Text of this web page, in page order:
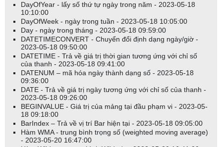
DayOfYear - lấy số thứ tự ngày trong năm - 2023-05-18
10:10:00
DayOfWeek - ngày trong tuần - 2023-05-18 10:05:00
Day - ngày trong tháng - 2023-05-18 09:59:00
DATETIMECONVERT - Chuyển đổi định dạng ngày/giờ -
2023-05-18 09:50:00
DATETIME - Trả về giá trị thời gian tương ứng với chỉ số
của thanh - 2023-05-18 09:41:00
DATENUM – mã hóa ngày thành dạng số - 2023-05-18
09:36:00
DATE - Trả về giá trị ngày tương ứng với chỉ số của thanh -
2023-05-18 09:26:00
BEGINVALUE - Giá trị của mảng tại đầu phạm vi - 2023-05-
18 09:18:00
BarIndex – Trả về vị trí Bar hiện tại - 2023-05-18 09:05:00
Hàm WMA - trung bình trọng số (weighted moving average)
- 2023-05-20 16:47:00